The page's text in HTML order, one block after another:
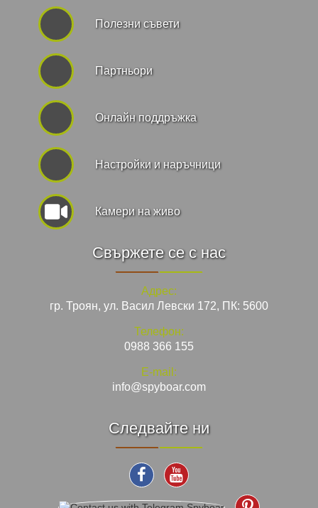
Полезни съвети
Партньори
Онлайн поддръжка
Hастройки и наръчници
Камери на живо
Свържете се с нас
Адрес:
гр. Троян, ул. Васил Левски 172, ПК: 5600
Телефон:
0988 366 155
E-mail:
info@spyboar.com
Следвайте ни